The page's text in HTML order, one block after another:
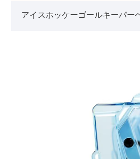
アイスホッケーゴールキーパー